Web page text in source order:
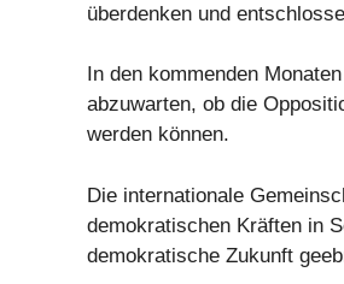
überdenken und
In den kommenden
abzuwarten, ob die
werden können.
Die internationale
demokratischen Kräften in
demokratische Zukunft